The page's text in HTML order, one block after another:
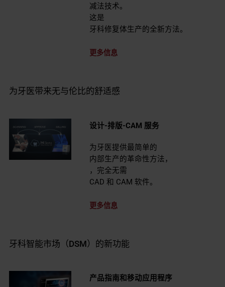
减法技术。
这是
牙科修复体生产的全新方法。
更多信息
为牙医带来无与伦比的舒适感
设计-排版-CAM 服务
为牙医提供最简单的
内部生产的革命性方法，
，完全无需
CAD 和 CAM 软件。
更多信息
牙科智能市场（DSM）的新功能
产品指南和移动应用程序